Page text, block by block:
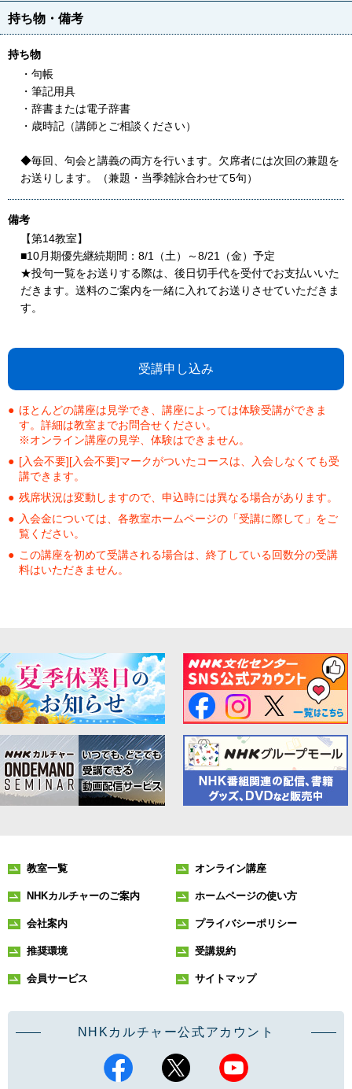
持ち物・備考
持ち物
・句帳
・筆記用具
・辞書または電子辞書
・歳時記（講師とご相談ください）
◆毎回、句会と講義の両方を行います。欠席者には次回の兼題を
お送りします。（兼題・当季雑詠合わせて5句）
備考
【第14教室】
■10月期優先継続期間：8/1（土）～8/21（金）予定
★投句一覧をお送りする際は、後日切手代を受付でお支払いいた
だきます。送料のご案内を一緒に入れてお送りさせていただきま
す。
受講申し込み
ほとんどの講座は見学でき、講座によっては体験受講ができま
す。詳細は教室までお問合せください。
※オンライン講座の見学、体験はできません。
[入会不要][入会不要]マークがついたコースは、入会しなくても受
講できます。
残席状況は変動しますので、申込時には異なる場合があります。
入会金については、各教室ホームページの「受講に際して」をご
覧ください。
この講座を初めて受講される場合は、終了している回数分の受講
料はいただきません。
教室一覧 オンライン講座
NHKカルチャーのご案内 ホームページの使い方
会社案内 プライバシーポリシー
推奨環境 受講規約
会員サービス サイトマップ
NHKカルチャー公式アカウント